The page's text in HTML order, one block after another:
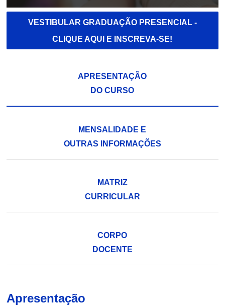
VESTIBULAR GRADUAÇÃO PRESENCIAL -
CLIQUE AQUI E INSCREVA-SE!
APRESENTAÇÃO
DO CURSO
MENSALIDADE E
OUTRAS INFORMAÇÕES
MATRIZ
CURRICULAR
CORPO
DOCENTE
Apresentação